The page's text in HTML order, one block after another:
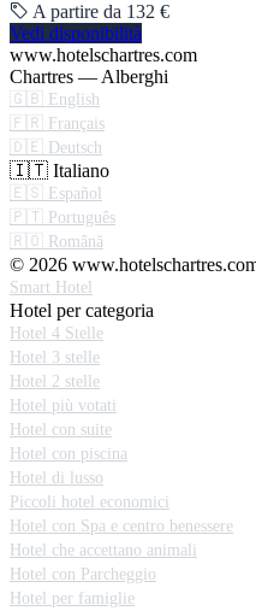
A partire da 132 €
Vedi disponibilità
www.hotelschartres.com
Chartres — Alberghi
🇬🇧 English
🇫🇷 Français
🇩🇪 Deutsch
🇮🇹 Italiano
🇪🇸 Español
🇵🇹 Português
🇷🇴 Română
© 2026
Smart Hotel
Hotel per categoria
Hotel 4 Stelle
Hotel 3 stelle
Hotel 2 stelle
Hotel più votati
Hotel con suite
Hotel con piscina
Hotel di lusso
Piccoli hotel economici
Hotel con Spa e centro benessere
Hotel che accettano animali
Hotel con Parcheggio
Hotel per famiglie